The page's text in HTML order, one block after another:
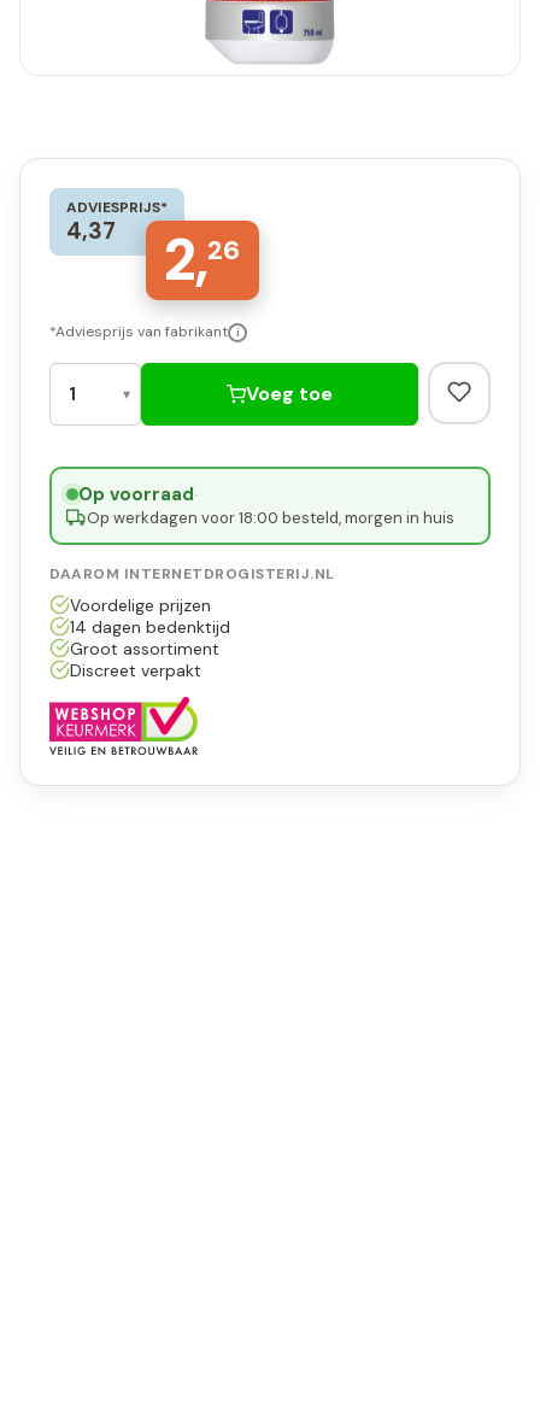
ADVIESPRIJS*
4,37 2,26
*Adviesprijs van fabrikant i
Voeg toe
Op voorraad·
Op werkdagen voor 18:00 besteld, morgen in huis
DAAROM INTERNETDROGISTERIJ.NL
Voordelige prijzen
14 dagen bedenktijd
Groot assortiment
Discreet verpakt